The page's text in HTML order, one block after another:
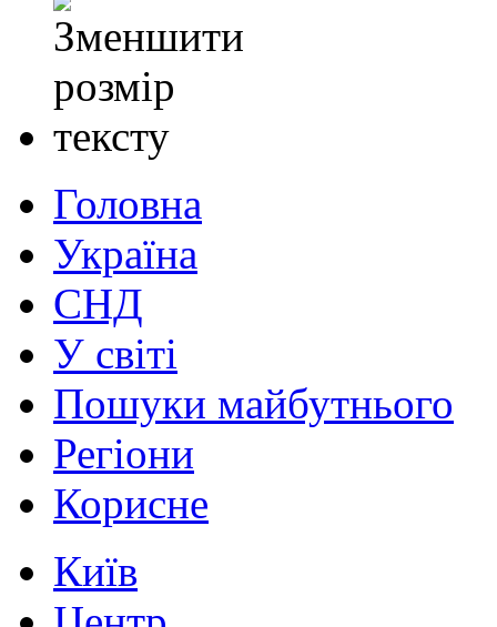
Головна
Україна
СНД
У світі
Пошуки майбутнього
Регіони
Корисне
Київ